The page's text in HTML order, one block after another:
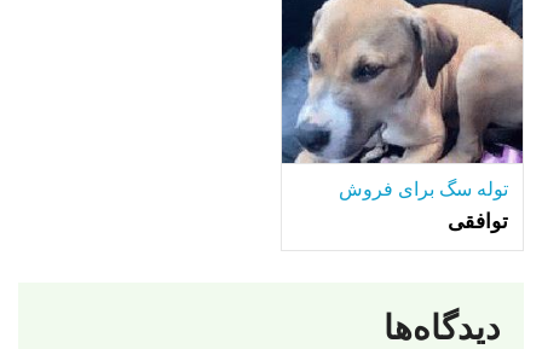
توله سگ برای فروش
توافقی
دیدگاه‌ها